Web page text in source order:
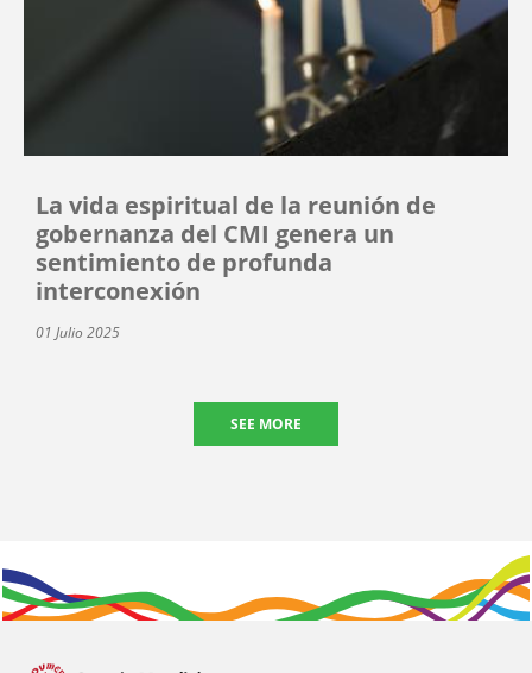
La vida espiritual de la reunión de
gobernanza del CMI genera un
sentimiento de profunda
interconexión
01 Julio 2025
SEE MORE